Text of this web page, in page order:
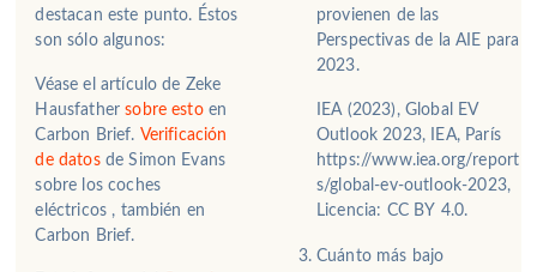
destacan este punto. Éstos
son sólo algunos:
Véase el artículo de Zeke
Hausfathersobre estoen
Carbon Brief. Verificación
de datosde Simon Evans
sobre los coches
eléctricos , también en
Carbon Brief.
provienen de las
Perspectivas de la AIE para
2023.
IEA (2023), Global EV
Outlook 2023, IEA, París
https://www.iea.org/report
s/global-ev-outlook-2023,
Licencia: CC BY 4.0.
Cuánto más bajo